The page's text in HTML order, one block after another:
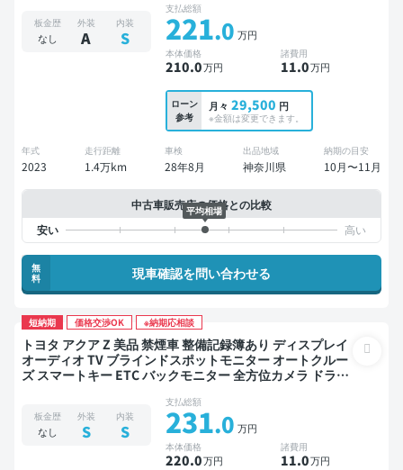
板金歴
なし
外装
A
内装
S
支払総額
221.0 万円
本体価格
210.0万円
諸費用
11.0万円
ローン
参考
月々 29,500 円
※金額は変更できます。
年式
2023
走行距離
1.4万km
車検
28年8月
出品地域
神奈川県
納期の目安
10月〜11月
中古車販売店の価格との比較
平均相場
無
料
現車確認を問い合わせる
短納期 価格交渉OK ※納期応相談
トヨタ アクア Z 美品 禁煙車 整備記録簿あり ディスプレイ
オーディオ TV ブラインドスポットモニター オートクルー
ズ スマートキー ETC バックモニター 全方位カメラ ドライ
板金歴
なし
外装
S
内装
S
支払総額
231.0 万円
本体価格
220.0万円
諸費用
11.0万円